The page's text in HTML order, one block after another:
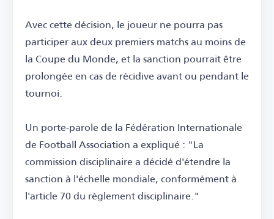
Avec cette décision, le joueur ne pourra pas
participer aux deux premiers matchs au moins de
la Coupe du Monde, et la sanction pourrait être
prolongée en cas de récidive avant ou pendant le
tournoi.
Un porte-parole de la Fédération Internationale
de Football Association a expliqué : "La
commission disciplinaire a décidé d'étendre la
sanction à l'échelle mondiale, conformément à
l'article 70 du règlement disciplinaire."